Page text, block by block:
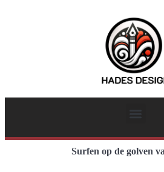
Surfen op de golven